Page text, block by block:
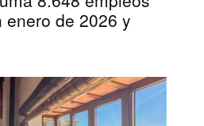
de 2026 y